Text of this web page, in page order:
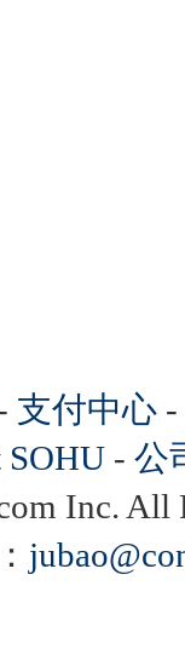
支付中心 -
SOHU - 公
Inc.